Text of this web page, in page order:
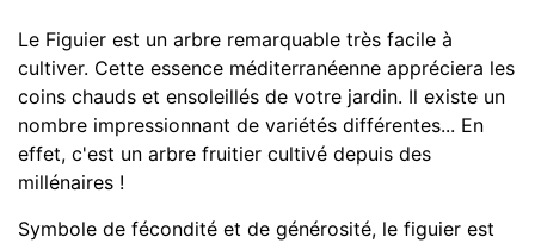
Le Figuier est un arbre remarquable très facile à
cultiver. Cette essence méditerranéenne appréciera les
coins chauds et ensoleillés de votre jardin. Il existe un
nombre impressionnant de variétés différentes... En
effet, c'est un arbre fruitier cultivé depuis des
millénaires !
Symbole de fécondité et de générosité, le figuier est